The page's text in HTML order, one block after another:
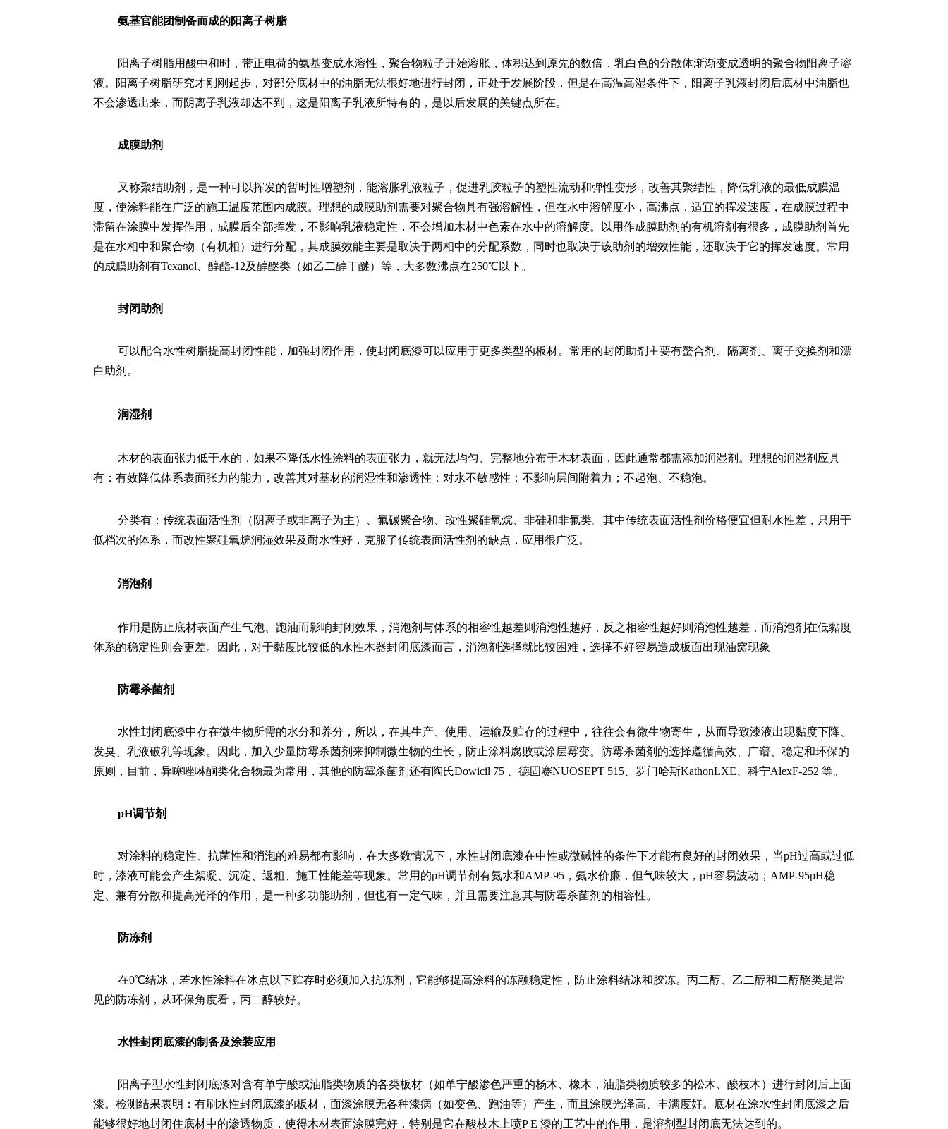
氨基官能团制备而成的阳离子树脂
阳离子树脂用酸中和时，带正电荷的氨基变成水溶性，聚合物粒子开始溶胀，体积达到原先的数倍，乳白色的分散体渐渐变成透明的聚合物阳离子溶
液。阳离子树脂研究才刚刚起步，对部分底材中的油脂无法很好地进行封闭，正处于发展阶段，但是在高温高湿条件下，阳离子乳液封闭后底材中油脂也
不会渗透出来，而阴离子乳液却达不到，这是阳离子乳液所特有的，是以后发展的关键点所在。
成膜助剂
又称聚结助剂，是一种可以挥发的暂时性增塑剂，能溶胀乳液粒子，促进乳胶粒子的塑性流动和弹性变形，改善其聚结性，降低乳液的最低成膜温
度，使涂料能在广泛的施工温度范围内成膜。理想的成膜助剂需要对聚合物具有强溶解性，但在水中溶解度小，高沸点，适宜的挥发速度，在成膜过程中
滞留在涂膜中发挥作用，成膜后全部挥发，不影响乳液稳定性，不会增加木材中色素在水中的溶解度。以用作成膜助剂的有机溶剂有很多，成膜助剂首先
是在水相中和聚合物（有机相）进行分配，其成膜效能主要是取决于两相中的分配系数，同时也取决于该助剂的增效性能，还取决于它的挥发速度。常用
的成膜助剂有Texanol、醇酯-12及醇醚类（如乙二醇丁醚）等，大多数沸点在250℃以下。
封闭助剂
可以配合水性树脂提高封闭性能，加强封闭作用，使封闭底漆可以应用于更多类型的板材。常用的封闭助剂主要有螯合剂、隔离剂、离子交换剂和漂
白助剂。
润湿剂
木材的表面张力低于水的，如果不降低水性涂料的表面张力，就无法均匀、完整地分布于木材表面，因此通常都需添加润湿剂。理想的润湿剂应具
有：有效降低体系表面张力的能力，改善其对基材的润湿性和渗透性；对水不敏感性；不影响层间附着力；不起泡、不稳泡。
分类有：传统表面活性剂（阴离子或非离子为主）、氟碳聚合物、改性聚硅氧烷、非硅和非氟类。其中传统表面活性剂价格便宜但耐水性差，只用于
低档次的体系，而改性聚硅氧烷润湿效果及耐水性好，克服了传统表面活性剂的缺点，应用很广泛。
消泡剂
作用是防止底材表面产生气泡、跑油而影响封闭效果，消泡剂与体系的相容性越差则消泡性越好，反之相容性越好则消泡性越差，而消泡剂在低黏度
体系的稳定性则会更差。因此，对于黏度比较低的水性木器封闭底漆而言，消泡剂选择就比较困难，选择不好容易造成板面出现油窝现象
防霉杀菌剂
水性封闭底漆中存在微生物所需的水分和养分，所以，在其生产、使用、运输及贮存的过程中，往往会有微生物寄生，从而导致漆液出现黏度下降、
发臭、乳液破乳等现象。因此，加入少量防霉杀菌剂来抑制微生物的生长，防止涂料腐败或涂层霉变。防霉杀菌剂的选择遵循高效、广谱、稳定和环保的
原则，目前，异噻唑啉酮类化合物最为常用，其他的防霉杀菌剂还有陶氏Dowicil 75 、德固赛NUOSEPT 515、罗门哈斯KathonLXE、科宁AlexF-252 等。
pH调节剂
对涂料的稳定性、抗菌性和消泡的难易都有影响，在大多数情况下，水性封闭底漆在中性或微碱性的条件下才能有良好的封闭效果，当pH过高或过低
时，漆液可能会产生絮凝、沉淀、返粗、施工性能差等现象。常用的pH调节剂有氨水和AMP-95，氨水价廉，但气味较大，pH容易波动；AMP-95pH稳
定、兼有分散和提高光泽的作用，是一种多功能助剂，但也有一定气味，并且需要注意其与防霉杀菌剂的相容性。
防冻剂
在0℃结冰，若水性涂料在冰点以下贮存时必须加入抗冻剂，它能够提高涂料的冻融稳定性，防止涂料结冰和胶冻。丙二醇、乙二醇和二醇醚类是常
见的防冻剂，从环保角度看，丙二醇较好。
水性封闭底漆的制备及涂装应用
阳离子型水性封闭底漆对含有单宁酸或油脂类物质的各类板材（如单宁酸渗色严重的杨木、橡木，油脂类物质较多的松木、酸枝木）进行封闭后上面
漆。检测结果表明：有刷水性封闭底漆的板材，面漆涂膜无各种漆病（如变色、跑油等）产生，而且涂膜光泽高、丰满度好。底材在涂水性封闭底漆之后
能够很好地封闭住底材中的渗透物质，使得木材表面涂膜完好，特别是它在酸枝木上喷P E 漆的工艺中的作用，是溶剂型封闭底无法达到的。